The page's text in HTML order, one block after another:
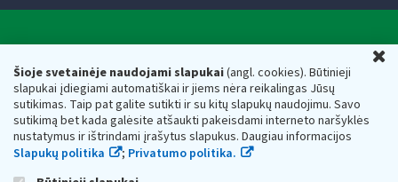
Šioje svetainėje naudojami slapukai(angl. cookies). Būtinieji
slapukai įdiegiami automatiškai ir jiems nėra reikalingas Jūsų
sutikimas. Taip pat galite sutikti ir su kitų slapukų naudojimu. Savo
sutikimą bet kada galėsite atšaukti pakeisdami interneto naršyklės
nustatymus ir ištrindami įrašytus slapukus. Daugiau informacijos
Slapukų politika
; Privatumo politika.
Respublikos finansų ministerijos
Biudžetinė įstaiga. Juridinio asmens kodas — 188659752,
adresas: Vasario 16-osios g. 14, 01107 Vilnius, Lietuva, el.paštas:
vmi@vmi.lt, E. pristatymo dėžutės adresas 188659752
Duomenys apie Valstybinę mokesčių inspekciją prie Lietuvos
Respublikos finansų ministerijos kaupiami ir saugomi Juridinių